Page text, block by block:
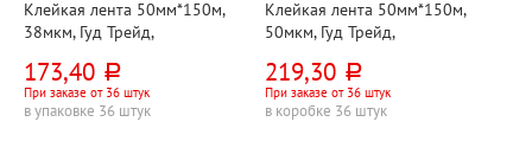
Клейкая лента 50мм*150м,
38мкм, Гуд Трейд,
173,40 руб.
При заказе от 36 штук
в упаковке 36 штук
Клейкая лента 50мм*150м,
50мкм, Гуд Трейд,
219,30 руб.
При заказе от 36 штук
в коробке 36 штук